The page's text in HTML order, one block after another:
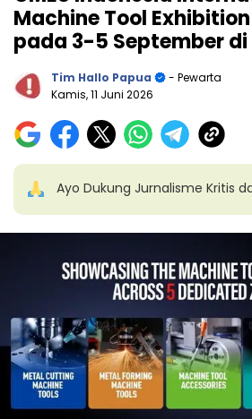
Machine Tool
pada 3-5 September
Tim Hallo Papua
- Pewarta
Kamis, 11 Juni 2026
Ayo Dukung Jurnalisme Kritis